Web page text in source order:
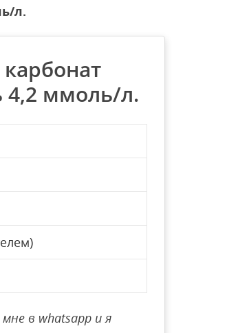
л.
4,2 ммоль/л.
в whatsapp и я